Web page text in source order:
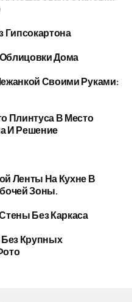
Гипсокартона
Дома
Своими Руками:
Плинтуса В Место
И Решение
Ленты На Кухне В
Зоны.
Без Каркаса
Без Крупных